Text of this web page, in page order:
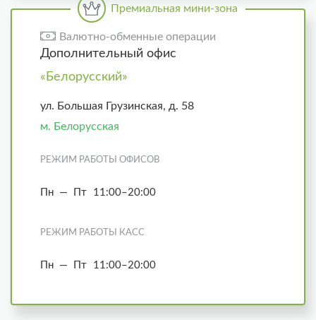
Премиальная мини-зона
Валютно-обменные операции
Дополнительный офис
«Белорусский»
ул. Большая Грузинская, д. 58
м. Белорусская
РЕЖИМ РАБОТЫ ОФИСОВ
Пн — Пт 11:00–20:00
РЕЖИМ РАБОТЫ КАСС
Пн — Пт 11:00–20:00